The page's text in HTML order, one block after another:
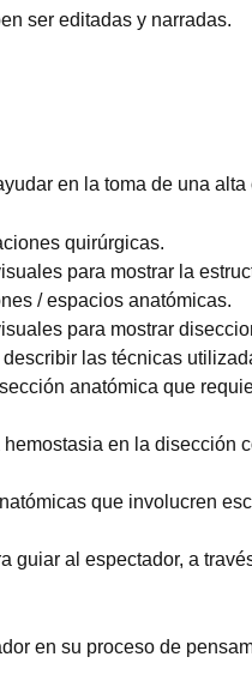
ser editadas y narradas.
en la toma de una alta
quirúrgicas.
para mostrar la
/ espacios anatómicas.
para mostrar
las técnicas
anatómica que
en la disección
que involucren
guiar al espectador, a
en su proceso de